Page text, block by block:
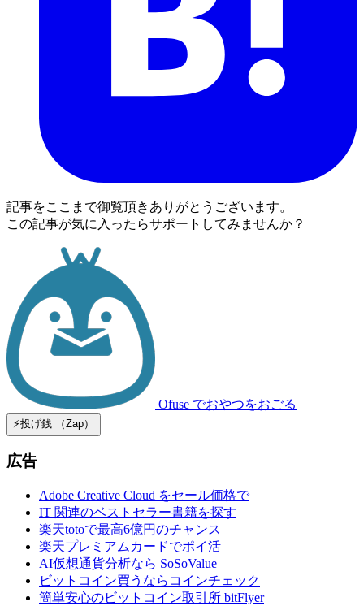
記事をここまで御覧頂きありがとうございます。
この記事が気に入ったらサポートしてみませんか？
Ofuse でおやつをおごる
⚡️投げ銭 （Zap）
広告
Adobe Creative Cloud をセール価格で
IT 関連のベストセラー書籍を探す
楽天totoで最高6億円のチャンス
楽天プレミアムカードでポイ活
AI仮想通貨分析なら SoSoValue
ビットコイン買うならコインチェック
簡単安心のビットコイン取引所 bitFlyer